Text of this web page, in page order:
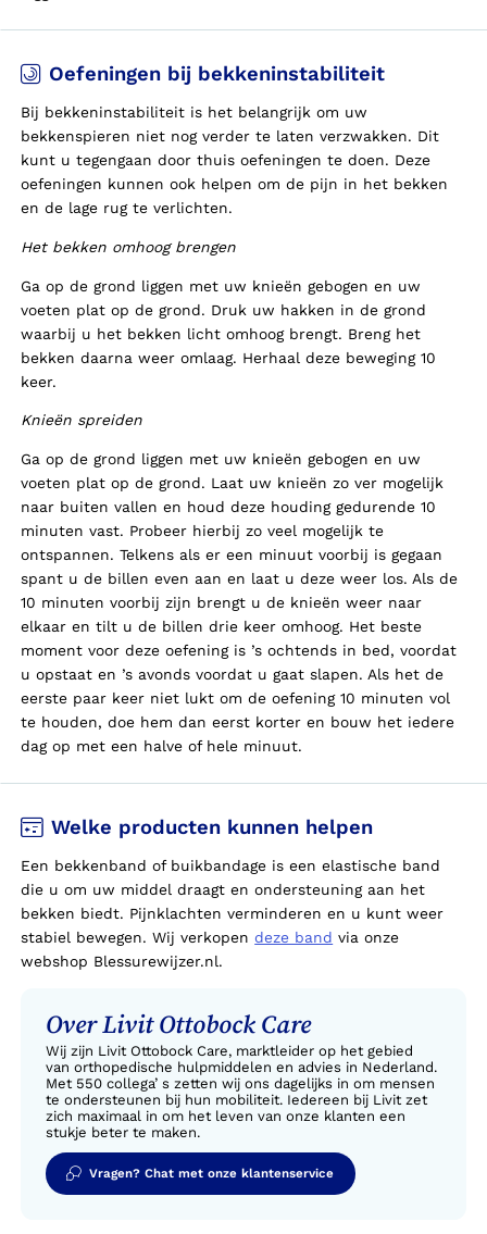
Oefeningen bij bekkeninstabiliteit
Bij bekkeninstabiliteit is het belangrijk om uw
bekkenspieren niet nog verder te laten verzwakken. Dit
kunt u tegengaan door thuis oefeningen te doen. Deze
oefeningen kunnen ook helpen om de pijn in het bekken
en de lage rug te verlichten.
Het bekken omhoog brengen
Ga op de grond liggen met uw knieën gebogen en uw
voeten plat op de grond. Druk uw hakken in de grond
waarbij u het bekken licht omhoog brengt. Breng het
bekken daarna weer omlaag. Herhaal deze beweging 10
keer.
Knieën spreiden
Ga op de grond liggen met uw knieën gebogen en uw
voeten plat op de grond. Laat uw knieën zo ver mogelijk
naar buiten vallen en houd deze houding gedurende 10
minuten vast. Probeer hierbij zo veel mogelijk te
ontspannen. Telkens als er een minuut voorbij is gegaan
spant u de billen even aan en laat u deze weer los. Als de
10 minuten voorbij zijn brengt u de knieën weer naar
elkaar en tilt u de billen drie keer omhoog. Het beste
moment voor deze oefening is ’s ochtends in bed, voordat
u opstaat en ’s avonds voordat u gaat slapen. Als het de
eerste paar keer niet lukt om de oefening 10 minuten vol
te houden, doe hem dan eerst korter en bouw het iedere
dag op met een halve of hele minuut.
Welke producten kunnen helpen
Een bekkenband of buikbandage is een elastische band
die u om uw middel draagt en ondersteuning aan het
bekken biedt. Pijnklachten verminderen en u kunt weer
stabiel bewegen. Wij verkopen deze band via onze
webshop Blessurewijzer.nl.
Over Livit Ottobock Care
Wij zijn Livit Ottobock Care, marktleider op het gebied
van orthopedische hulpmiddelen en advies in Nederland.
Met 550 collega’ s zetten wij ons dagelijks in om mensen
te ondersteunen bij hun mobiliteit. Iedereen bij Livit zet
zich maximaal in om het leven van onze klanten een
stukje beter te maken.
Vragen? Chat met onze klantenservice